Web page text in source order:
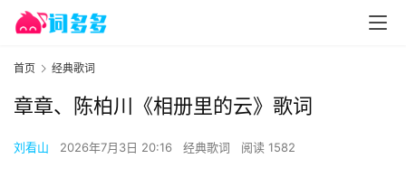
首页 经典歌词
章章、陈柏川《相册里的云》歌词
刘看山 2026年7月3日 20:16 经典歌词 阅读 1582